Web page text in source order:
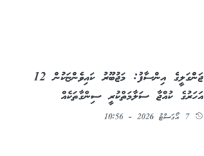
ޖަންގަލީގެ އިންސާފު: މަޖުބޫރު ކައިވެންޏަކުން 12
އަހަރުގެ ކުއްޖާ ސަލާމަތްކުރީ ސިންގާތަކެއް
7 އޯގަސްޓު 2026 - 10:56